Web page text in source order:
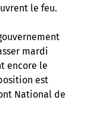
le feu.
mardi
encore le
est
National de